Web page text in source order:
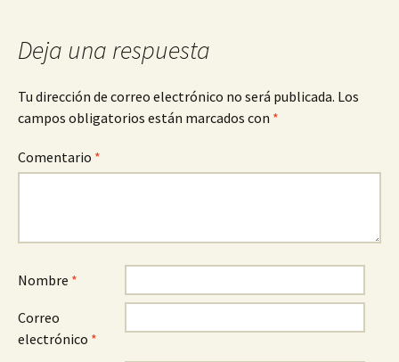
Deja una respuesta
Tu dirección de correo electrónico no será publicada. Los
campos obligatorios están marcados con *
Comentario *
Nombre *
Correo
electrónico *